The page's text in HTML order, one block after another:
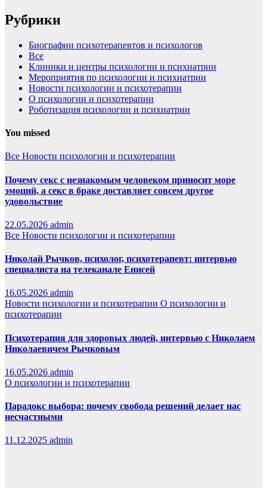
Рубрики
Биографии психотерапевтов и психологов
Все
Клиники и центры психологии и психиатрии
Мероприятия по психологии и психиатрии
Новости психологии и психотерапии
О психологии и психотерапии
Роботизация психологии и психиатрии
You missed
Все Новости психологии и психотерапии
Почему секс с незнакомым человеком приносит море
эмоций, а секс в браке доставляет совсем другое
удовольствие
22.05.2026 admin
Все Новости психологии и психотерапии
Николай Рычков, психолог, психотерапевт: интервью
специалиста на телеканале Енисей
16.05.2026 admin
Новости психологии и психотерапии О психологии и
психотерапии
Психотерапия для здоровых людей, интервью с Николаем
Николаевичем Рычковым
16.05.2026 admin
О психологии и психотерапии
Парадокс выбора: почему свобода решений делает нас
несчастными
11.12.2025 admin